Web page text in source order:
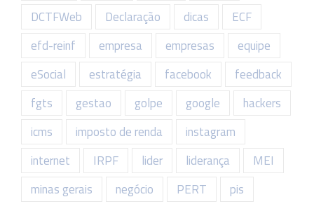
DCTFWeb
Declaração dicas
ECF
efd-reinf
empresa empresas
equipe
eSocial
estratégia facebook
feedback
fgts
gestao golpe google
hackers
icms
imposto de renda
instagram
internet
IRPF lider liderança
MEI
minas gerais
negócio PERT
pis